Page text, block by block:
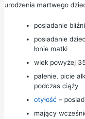
urodzenia martwego
posiadanie
posiadanie
łonie matki
wiek powyżej
palenie, picie
podczas ciąży
otyłość –
mający